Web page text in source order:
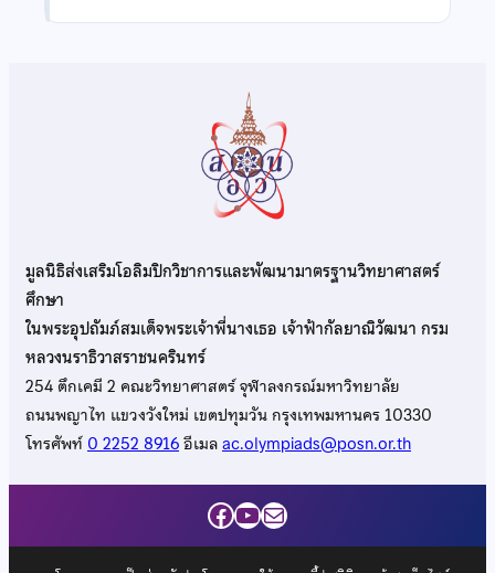
มูลนิธิส่งเสริมโอลิมปิกวิชาการและพัฒนามาตรฐานวิทยาศาสตร์
ศึกษา
ในพระอุปถัมภ์สมเด็จพระเจ้าพี่นางเธอ เจ้าฟ้ากัลยาณิวัฒนา กรม
หลวงนราธิวาสราชนครินทร์
254 ตึกเคมี 2 คณะวิทยาศาสตร์ จุฬาลงกรณ์มหาวิทยาลัย
ถนนพญาไท แขวงวังใหม่ เขตปทุมวัน กรุงเทพมหานคร 10330
โทรศัพท์0 2252 8916อีเมลac.olympiads@posn.or.th
Facebook
YouTube
Mail